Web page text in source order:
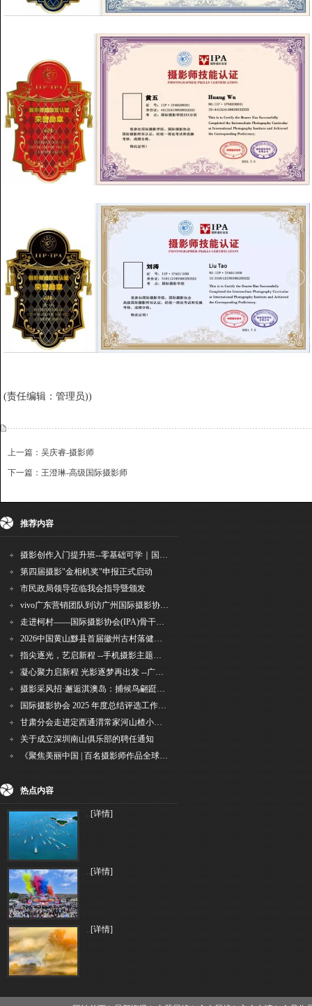
(责任编辑：管理员))
上一篇：吴庆睿-摄影师
下一篇：王澄琳-高级国际摄影师
收藏 挑错 推荐 打印
推荐内容
摄影创作入门提升班--零基础可学｜国际评委授课｜手机·相机均可｜AI工具｜摄影比赛指
第四届摄影"金相机奖"申报正式启动
市民政局领导莅临我会指导暨颁发
vivo广东营销团队到访广州国际摄影协会 共商合作事宜
走进柯村——国际摄影协会(IPA)骨干采风安徽行之6
2026中国黄山黟县首届徽州古村落健康跑圆满举行
指尖逐光，艺启新程 --手机摄影主题讲座在市老年干部大学圆满落幕
凝心聚力启新程 光影逐梦再出发 --广州国际摄影协会2026年首次会长秘书长会议召开
摄影采风招·邂逅淇澳岛：捕候鸟翩跹，寻古村烟火，追海上霞光
国际摄影协会 2025 年度总结评选工作的通知
甘肃分会走进定西通渭常家河山楂小镇旅游景区开展"红果满枝迎丰岁·山楂小镇庆佳节"为主
关于成立深圳南山俱乐部的聘任通知
《聚焦美丽中国 | 百名摄影师作品全球巡回展》（晋中）开幕新闻通稿
热点内容
..[详情]
..[详情]
..[详情]